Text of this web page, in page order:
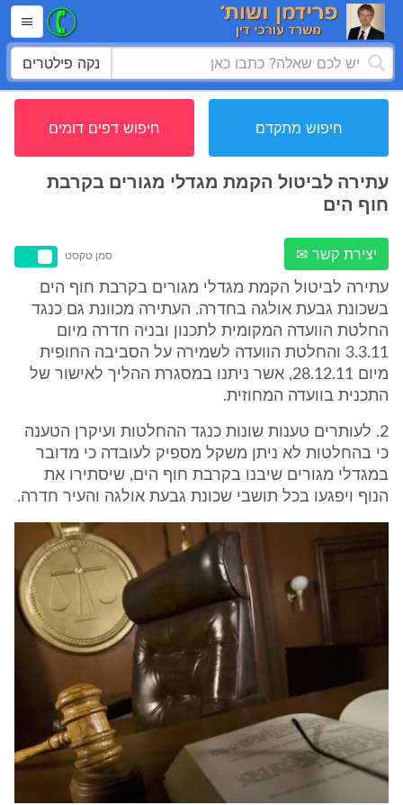
נקה פילטרים
חיפוש מתקדם חיפוש דפים דומים
עתירה לביטול הקמת מגדלי מגורים בקרבת
חוף הים
יצירת קשר ✉ סמן טקסט
עתירה לביטול הקמת מגדלי מגורים בקרבת חוף הים
בשכונת גבעת אולגה בחדרה. העתירה מכוונת גם כנגד
החלטת הוועדה המקומית לתכנון ובניה חדרה מיום
3.3.11 והחלטת הוועדה לשמירה על הסביבה החופית
מיום 28.12.11, אשר ניתנו במסגרת ההליך לאישור של
התכנית בוועדה המחוזית.
2. לעותרים טענות שונות כנגד ההחלטות ועיקרן הטענה
כי בהחלטות לא ניתן משקל מספיק לעובדה כי מדובר
במגדלי מגורים שיבנו בקרבת חוף הים, שיסתירו את
הנוף ויפגעו בכל תושבי שכונת גבעת אולגה והעיר חדרה.